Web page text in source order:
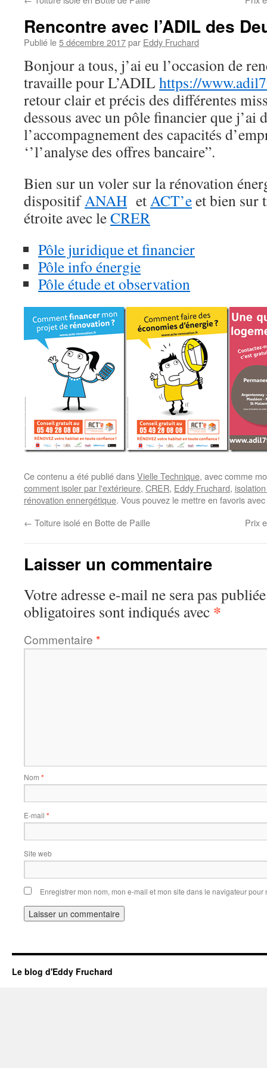
Rencontre avec l’ADIL des
Publié le5 décembre 2017par Eddy Fruchard
Bonjour a tous, j’ai eu l’occasion de
travaille pour L’ADIL https://
retour clair et précis des différentes
dessous avec un pôle financier que j’ai
l’accompagnement des capacités
‘’l’analyse des offres bancaire”.
Bien sur un voler sur la rénovation
dispositifANAH etACT’eet bien sur
étroite avec leCRER
Pôle juridique et financier
Pôle info énergie
Pôle étude et observation
Ce contenu a été publié dansVielle Technique, avec comme
comment isoler par l'extérieure, CRER, Eddy Fruchard,
rénovation ennergétique. Vous pouvez le mettre en favoris avec
← Toiture isolé en Botte de Paille Prix
Laisser un commentaire
Votre adresse e-mail ne sera pas
obligatoires sont indiqués avec *
Commentaire *
Nom *
E-mail *
Site web
Enregistrer mon nom, mon e-mail et mon site dans le navigateur
Le blog d'Eddy Fruchard